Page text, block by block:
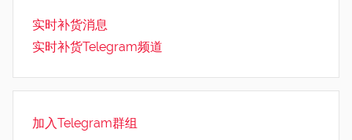
实时补货消息
实时补货Telegram频道
加入Telegram群组